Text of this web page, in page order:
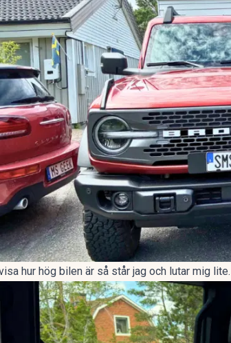
hur hög bilen är så står jag och lutar mig